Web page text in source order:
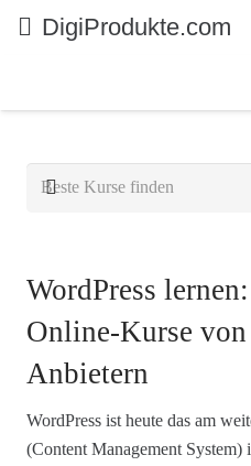
DigiProdukte.com
WordPress
Online-Kurse von
Anbietern
WordPress ist heute das am
(Content Management System)